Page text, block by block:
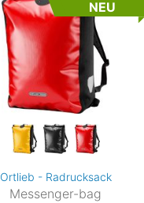
NEU
Ortlieb - Radrucksack
Messenger-bag